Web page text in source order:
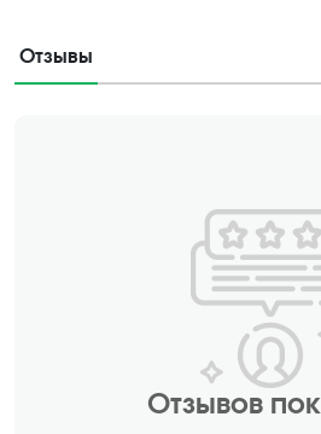
Отзывы
Отзывов